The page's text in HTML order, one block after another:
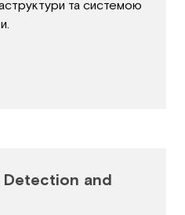
та системою
Detection and